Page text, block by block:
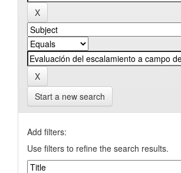
Start a new search
Add filters:
Use filters to refine the search results.